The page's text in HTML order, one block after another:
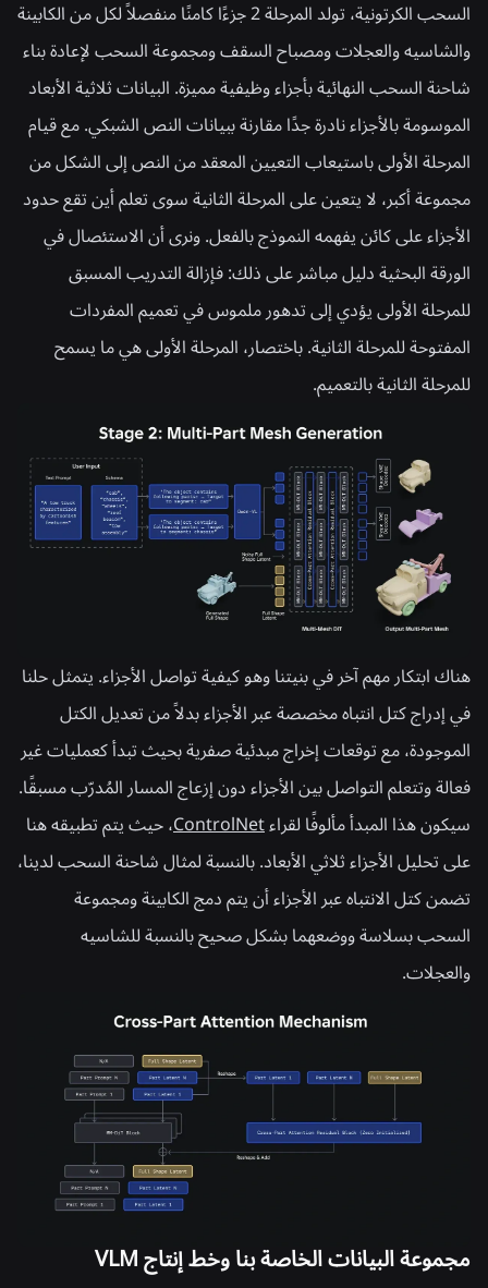
السحب الكرتونية، تولد المرحلة 2 جزءًا كامنًا منفصلاً لكل من الكابينة
والشاسيه والعجلات ومصباح السقف ومجموعة السحب لإعادة بناء
شاحنة السحب النهائية بأجزاء وظيفية مميزة. البيانات ثلاثية الأبعاد
الموسومة بالأجزاء نادرة جدًا مقارنة ببيانات النص الشبكي. مع قيام
المرحلة الأولى باستيعاب التعيين المعقد من النص إلى الشكل من
مجموعة أكبر، لا يتعين على المرحلة الثانية سوى تعلم أين تقع حدود
الأجزاء على كائن يفهمه النموذج بالفعل. ونرى أن الاستئصال في
الورقة البحثية دليل مباشر على ذلك: فإزالة التدريب المسبق
للمرحلة الأولى يؤدي إلى تدهور ملموس في تعميم المفردات
المفتوحة للمرحلة الثانية. باختصار، المرحلة الأولى هي ما يسمح
للمرحلة الثانية بالتعميم.
هناك ابتكار مهم آخر في بنيتنا وهو كيفية تواصل الأجزاء. يتمثل حلنا
في إدراج كتل انتباه مخصصة عبر الأجزاء بدلاً من تعديل الكتل
الموجودة، مع توقعات إخراج مبدئية صفرية بحيث تبدأ كعمليات غير
فعالة وتتعلم التواصل بين الأجزاء دون إزعاج المسار المُدرّب مسبقًا.
سيكون هذا المبدأ مألوفًا لقراءControlNet، حيث يتم تطبيقه هنا
على تحليل الأجزاء ثلاثي الأبعاد. بالنسبة لمثال شاحنة السحب لدينا،
تضمن كتل الانتباه عبر الأجزاء أن يتم دمج الكابينة ومجموعة
السحب بسلاسة ووضعهما بشكل صحيح بالنسبة للشاسيه
والعجلات.
مجموعة البيانات الخاصة بنا وخط إنتاج VLM